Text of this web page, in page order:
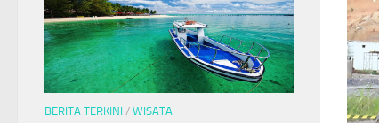
BERITA TERKINI / WISATA